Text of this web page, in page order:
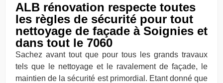
ALB rénovation respecte toutes
les règles de sécurité pour tout
nettoyage de façade à Soignies et
dans tout le 7060
Sachez avant tout que pour tous les grands travaux
tels que le nettoyage et le ravalement de façade, le
maintien de la sécurité est primordial. Etant donné que